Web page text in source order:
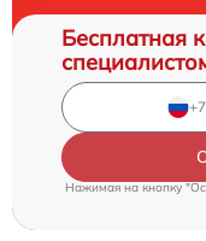
Бесплатная
Нажимая на кнопку